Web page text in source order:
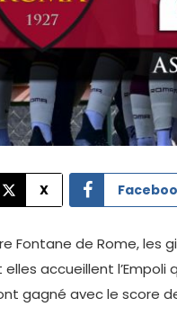
X
Fontane de Rome, les
elles accueillent
gagné avec le score